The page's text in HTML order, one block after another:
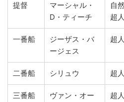
提督
マーシャル・
D・ティーチ
自
超
一番船
ジーザス・バ
ージェス
超
二番船 シリュウ 超
三番船
ヴァン・オー
超